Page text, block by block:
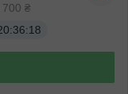
700 ₴